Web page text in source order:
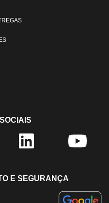
E SEGURANÇA